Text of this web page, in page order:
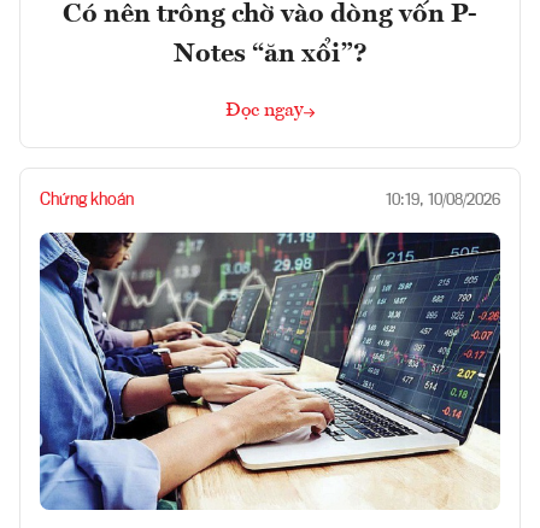
Có nên trông chờ vào dòng vốn P-
Notes “ăn xổi”?
Đọc ngay
Chứng khoán 10:19, 10/08/2026